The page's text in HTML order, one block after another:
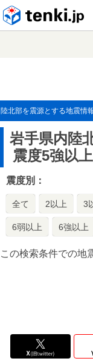
北部を震源とする地震情
岩手県内陸
震度5強以
震度別：
全て 2以上 3
6弱以上 6強以上
この検索条件での地